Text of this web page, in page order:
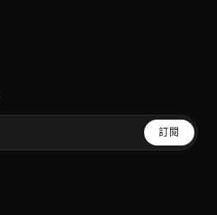
訂閱